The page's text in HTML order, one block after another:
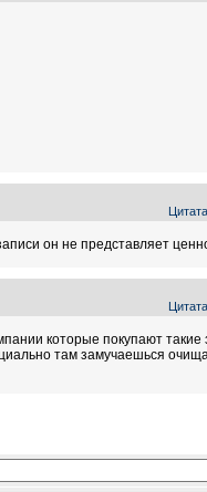
Цитата
он не представляет
Цитата
которые покупают
там замучаешься